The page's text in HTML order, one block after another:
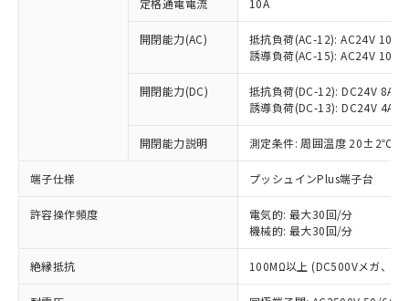
定格通電電流 10A
開閉能力(AC)
抵抗負荷(AC-12): AC24V 10A/
誘導負荷(AC-15): AC24V
開閉能力(DC)
抵抗負荷(DC-12): DC24V 8A/
誘導負荷(DC-13): DC24V 4A/
開閉能力説明 測定条件: 周囲温度 20±2℃、
端子仕様 プッシュインPlus端子台
許容操作頻度
電気的: 最大30回/分
機械的: 最大30回/分
絶縁抵抗 100MΩ以上 (DC500Vメガ、点
以下の条件をお読みいただき、同意のうえ
本サービスは、当社制御機器事業取扱
商品の当社在庫状況および標準価格
(税抜)を提供させていただくもので
本サービスの対象外となる商品もある
ことをご了承ください。
在庫状況および標準価格照会結果は、
記載している更新日時点での社内デー
タに基づき作成されるものであり、閲
覧された時点での実際の在庫および標
対応予定なし：EU RoHS指令（10物質）の
非含有に非対応の商品で、対応品を出す予
調査・確認中：EU RoHS指令（10物質）の
非含有の対応状況を調査中または確認中の
非該当品：ライセンス料など無形物で、有
害物質有無と関係のない商品です。
仕入先様の事情により、非含有部品として
いたものが、含有品と判明した場合などや
むを得ず変更することがあります。
鉛(Pb) 1000ppm以下、 水銀(Hg) 1000ppm以下、 カド
六価クロム(Cr(Ⅵ)) 1000ppm以下、ポリ臭化ビフェニル
※1 中国RoHS○×表
「○」：最大均質材料含有率が中国RoHSの
基準値以下であることを示します。
「×」：最大均質材料含有率が中国RoHSの
基準値を超えていることを示します。
「－」：未確認です。当社販売部門へお問
*中国RoHS10物質の基準値 (GB/T26572)：
Pb(鉛) :1000ppm、 Hg(水銀) : 1000ppm、 Cd(カドミウ
当社は、これら貴社製品のうち、外国
為替および外国貿易法に定める商品
（以下｢規制貨物等」という）を輸出
または国外への提供する場合は、日本
国政府の輸出許可(または役務取引許
可)を取得するなどの必要な手続きを